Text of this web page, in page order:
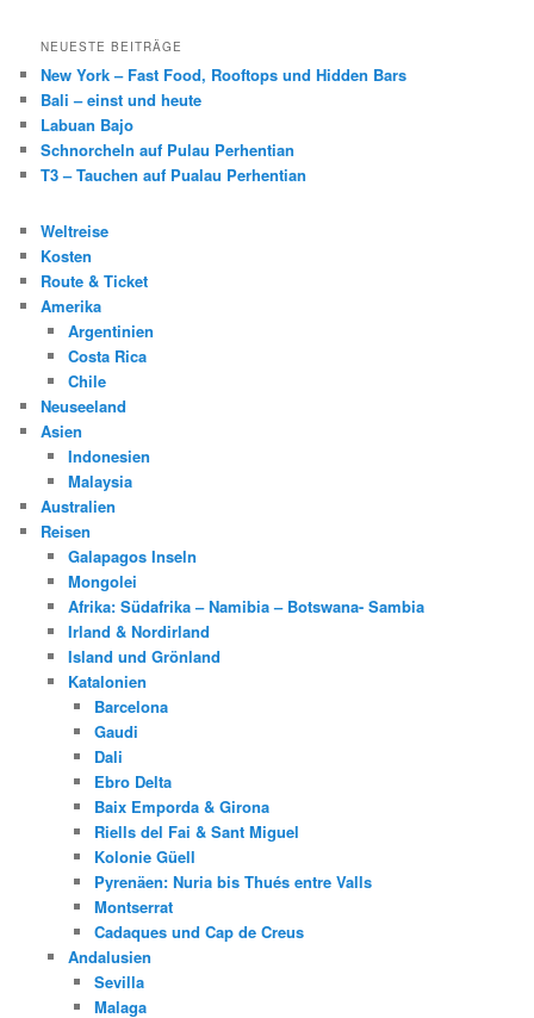
NEUESTE BEITRÄGE
New York – Fast Food, Rooftops und Hidden Bars
Bali – einst und heute
Labuan Bajo
Schnorcheln auf Pulau Perhentian
T3 – Tauchen auf Pualau Perhentian
Weltreise
Kosten
Route & Ticket
Amerika
Argentinien
Costa Rica
Chile
Neuseeland
Asien
Indonesien
Malaysia
Australien
Reisen
Galapagos Inseln
Mongolei
Afrika: Südafrika – Namibia – Botswana- Sambia
Irland & Nordirland
Island und Grönland
Katalonien
Barcelona
Gaudi
Dali
Ebro Delta
Baix Emporda & Girona
Riells del Fai & Sant Miguel
Kolonie Güell
Pyrenäen: Nuria bis Thués entre Valls
Montserrat
Cadaques und Cap de Creus
Andalusien
Sevilla
Malaga